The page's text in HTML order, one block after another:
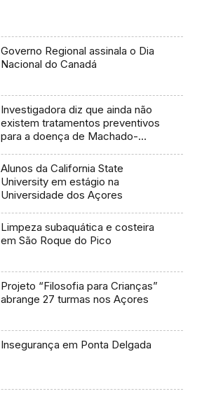
Governo Regional assinala o Dia
Nacional do Canadá
Investigadora diz que ainda não
existem tratamentos preventivos
para a doença de Machado-
Alunos da California State
University em estágio na
Universidade dos Açores
Limpeza subaquática e costeira
em São Roque do Pico
Projeto “Filosofia para Crianças”
abrange 27 turmas nos Açores
Insegurança em Ponta Delgada